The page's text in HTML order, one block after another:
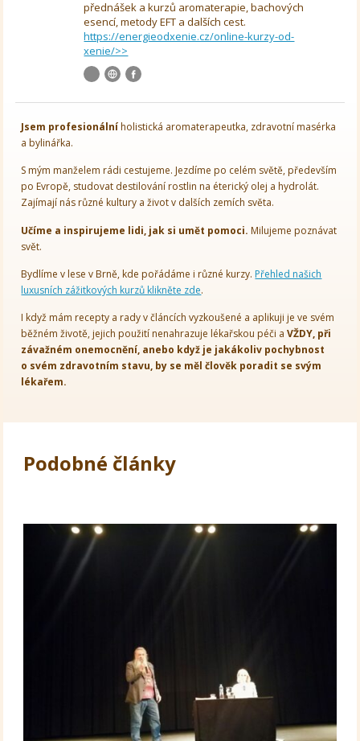
přednášek a kurzů aromaterapie, bachových
esencí, metody EFT a dalších cest.
https://energieodxenie.cz/online-kurzy-od-
xenie/>>
Jsem profesionálníholistická aromaterapeutka, zdravotní masérka
a bylinářka.
S mým manželem rádi cestujeme. Jezdíme po celém světě, především
po Evropě, studovat destilování rostlin na éterický olej a hydrolát.
Zajímají nás různé kultury a život v dalších zemích světa.
Učíme a inspirujeme lidi, jak si umět pomoci. Milujeme poznávat
svět.
Bydlíme v lese v Brně, kde pořádáme i různé kurzy. Přehled našich
luxusních zážitkových kurzů klikněte zde.
I když mám recepty a rady v článcích vyzkoušené a aplikuji je ve svém
běžném životě, jejich použití nenahrazuje lékařskou péči aVŽDY, při
závažném onemocnění, anebo když je jakákoliv pochybnost
o svém zdravotním stavu, by se měl člověk poradit se svým
lékařem.
Podobné články